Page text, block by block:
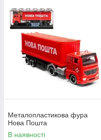
Металопластикова фура
Нова Пошта
В наявності